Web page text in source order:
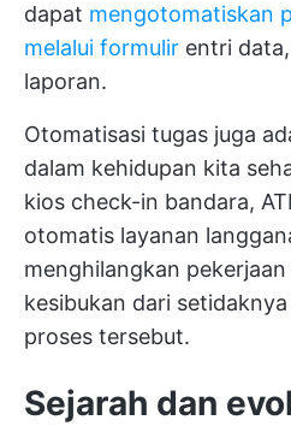
dapat mengotomatiskan
melalui formulir entri
laporan.
Otomatisasi tugas juga
dalam kehidupan kita
kios check-in bandara,
otomatis layanan
menghilangkan
kesibukan dari
proses tersebut.
Sejarah dan